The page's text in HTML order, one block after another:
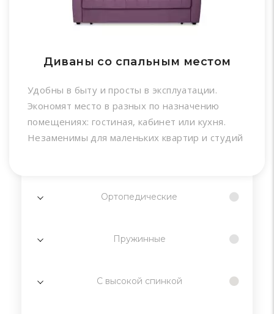
Диваны со спальным местом
Удобны в быту и просты в эксплуатации.
Экономят место в разных по назначению
помещениях: гостиная, кабинет или кухня.
Незаменимы для маленьких квартир и студий
Ортопедические
Пружинные
С высокой спинкой